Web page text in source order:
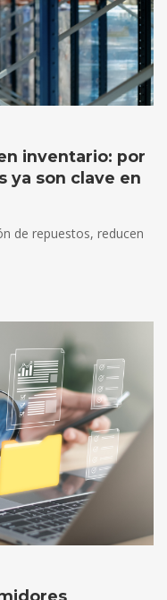
inventario: por
ya son clave en
de repuestos, reducen